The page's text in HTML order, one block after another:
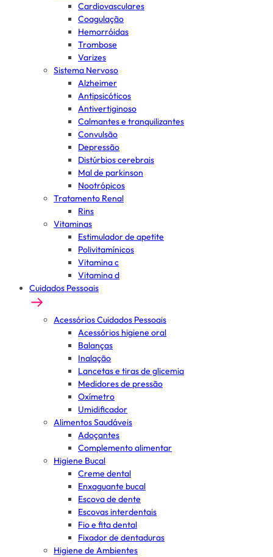
Cardiovasculares
Coagulação
Hemorróidas
Trombose
Varizes
Sistema Nervoso
Alzheimer
Antipsicóticos
Antivertiginoso
Calmantes e tranquilizantes
Convulsão
Depressão
Distúrbios cerebrais
Mal de parkinson
Nootrópicos
Tratamento Renal
Rins
Vitaminas
Estimulador de apetite
Polivitamínicos
Vitamina c
Vitamina d
Cuidados Pessoais
Acessórios Cuidados Pessoais
Acessórios higiene oral
Balanças
Inalação
Lancetas e tiras de glicemia
Medidores de pressão
Oxímetro
Umidificador
Alimentos Saudáveis
Adoçantes
Complemento alimentar
Higiene Bucal
Creme dental
Enxaguante bucal
Escova de dente
Escovas interdentais
Fio e fita dental
Fixador de dentaduras
Higiene de Ambientes